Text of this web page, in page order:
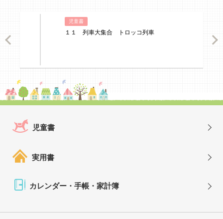
児童書
１１ 列車大集合 トロッコ列車
児童書
実用書
カレンダー・手帳・家計簿